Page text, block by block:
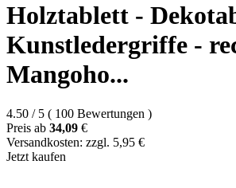
Holztablett -
Kunstledergriffe -
Mangoho...
4.50 / 5 ( 100 Bewertungen )
Preis ab 34,09 €
Versandkosten: zzgl. 5,95 €
Jetzt kaufen